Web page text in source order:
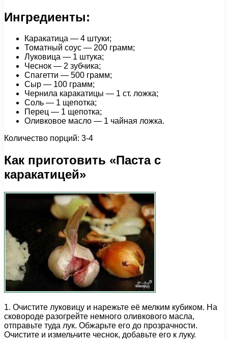
Ингредиенты:
Каракатица — 4 штуки;
Томатный соус — 200 грамм;
Луковица — 1 штука;
Чеснок — 2 зубчика;
Спагетти — 500 грамм;
Сыр — 100 грамм;
Чернила каракатицы — 1 ст. ложка;
Соль — 1 щепотка;
Перец — 1 щепотка;
Оливковое масло — 1 чайная ложка.
Количество порций: 3-4
Как приготовить «Паста с
каракатицей»
1. Очистите луковицу и нарежьте её мелким кубиком. На
сковороде разогрейте немного оливкового масла,
отправьте туда лук. Обжарьте его до прозрачности.
Очистите и измельчите чеснок, добавьте его к луку.